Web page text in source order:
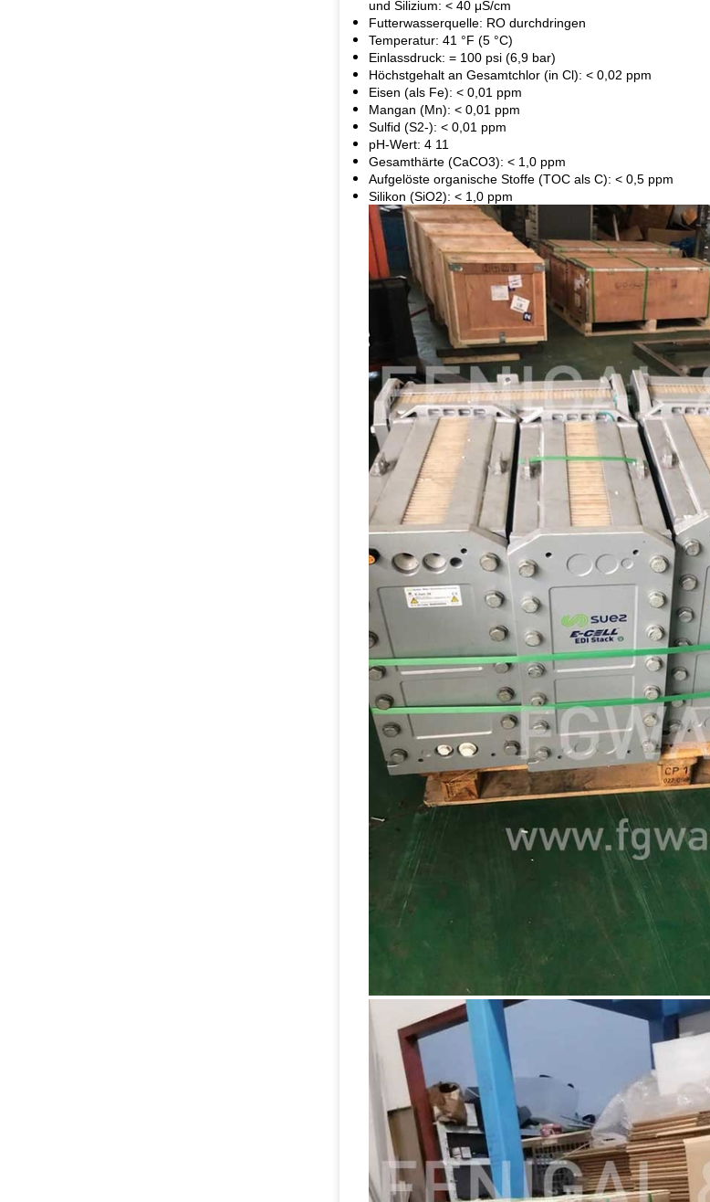
und Silizium: < 40 μS/cm
Futterwasserquelle: RO durchdringen
Temperatur: 41 °F (5 °C)
Einlassdruck: = 100 psi (6,9 bar)
Höchstgehalt an Gesamtchlor (in Cl): < 0,02 ppm
Eisen (als Fe): < 0,01 ppm
Mangan (Mn): < 0,01 ppm
Sulfid (S2-): < 0,01 ppm
pH-Wert: 4 11
Gesamthärte (CaCO3): < 1,0 ppm
Aufgelöste organische Stoffe (TOC als C): < 0,5 ppm
Silikon (SiO2): < 1,0 ppm